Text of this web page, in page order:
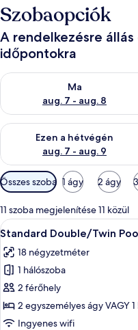
Szobaopciók
A rendelkezésre
időpontokra
Ma
aug. 7 - aug. 8
A ma esti rendelkezésre
Ezen a hétvégén
aug. 7 - aug. 9
A mostani hétvégi
Szobákhoz
rendelkezésre
álló
szűrők
Összes szoba 1 ágy 2 ágy
11 szoba megjelenítése 11 közül
A
következő
szoba
összes
képének
megtekintése:
Standard
17
Standard Double/Twin
18 négyzetméter
1 hálószoba
2 férőhely
2 egyszemélyes ágy VAGY
Ingyenes wifi